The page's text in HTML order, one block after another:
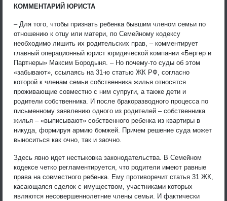
КОММЕНТАРИЙ ЮРИСТА
– Для того, чтобы признать ребенка бывшим членом семьи по
отношению к отцу или матери, по Семейному кодексу
необходимо лишить их родительских прав, – комментирует
главный операционный юрист юридической компании «Бергер и
Партнеры» Максим Бородыня. – Но почему-то суды об этом
«забывают», ссылаясь на 31-ю статью ЖК РФ, согласно
которой к членам семьи собственника жилья относятся
проживающие совместно с ним супруги, а также дети и
родители собственника. И после бракоразводного процесса по
письменному заявлению одного из родителей – собственника
жилья – «выписывают» собственного ребенка из квартиры в
никуда, формируя армию бомжей. Причем решение суда может
выноситься как очно, так и заочно.
Здесь явно идет нестыковка законодательства. В Семейном
кодексе четко регламентируется, что родители имеют равные
права на совместного ребенка. Ему противоречит статья 31 ЖК,
касающаяся сделок с имуществом, участниками которых
являются несовершеннолетние члены семьи. И фактически